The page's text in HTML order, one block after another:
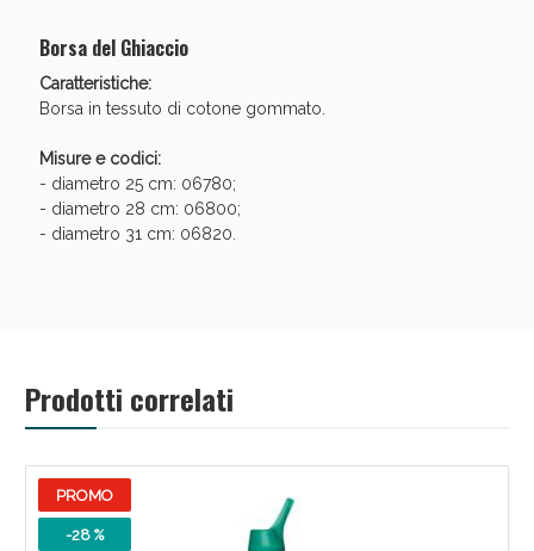
Borsa del Ghiaccio
Caratteristiche:
Borsa in tessuto di cotone gommato.
Misure e codici:
- diametro 25 cm: 06780;
- diametro 28 cm: 06800;
- diametro 31 cm: 06820.
Prodotti correlati
PROMO
-28 %
Benessere Intestinale: Sconto fino al 55% valido
oggi!